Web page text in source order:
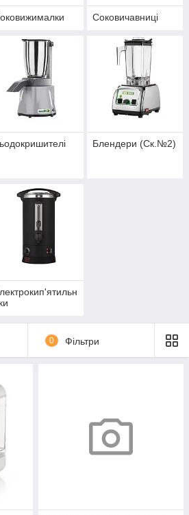
Соковичавниці
Блендери (Ск.№2)
0 Фільтри